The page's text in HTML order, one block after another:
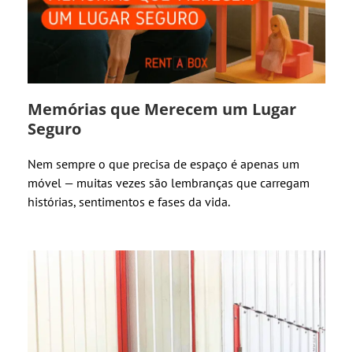
Memórias que Merecem um Lugar
Seguro
Nem sempre o que precisa de espaço é apenas um
móvel — muitas vezes são lembranças que carregam
histórias, sentimentos e fases da vida.